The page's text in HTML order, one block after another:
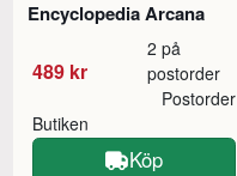
Encyclopedia Arcana
489 kr
2 på
postorder
Butiken
Postorder
Köp